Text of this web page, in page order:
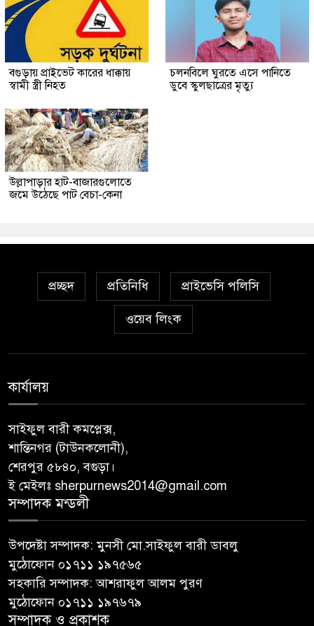
বগুড়ায় প্রাইভেট কারের ধাক্কায়
স্বামী স্ত্রী নিহত
চলনবিলে ঘুরতে এসে পানিতে
ডুবে স্কুলছাত্রের মৃত্যু
উল্লাপাড়ার হাট-বাজারগুলোতে
জমে উঠেছে পাট বেচা-কেনা
প্রচ্ছদ প্রতিনিধি প্রাইভেসি পলিসি
ওয়েব লিংক
কার্যালয়
সাইফুল বারী কমপ্লেক্স,
শান্তিনগর (টাউনকলোনী),
শেরপুর ৫৮৪০, বগুড়া।
ই মেইলঃ sherpurnews2014@gmail.com
সম্পাদক মন্ডলী
উপদেষ্টা সম্পাদক: মুনসী মো.সাইফুল বারী ডাবলু
মুঠোফোন ০১৭১১ ১৯৭৫৬৫
সহকারি সম্পাদক: আশরাফুল আলম পুরণ
মুঠোফোন ০১৭১১ ১৯৭৬৭৯
সম্পাদক ও প্রকাশক